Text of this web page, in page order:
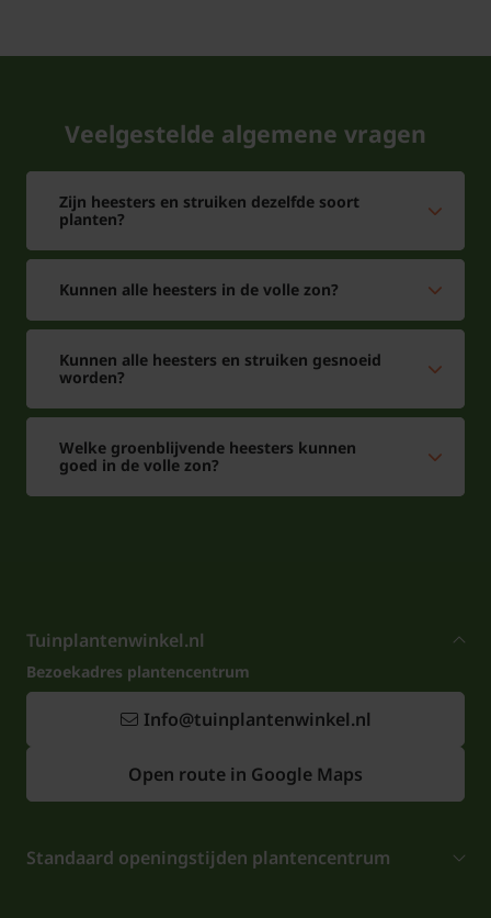
Veelgestelde algemene vragen
Zijn heesters en struiken dezelfde soort
planten?
Kunnen alle heesters in de volle zon?
Kunnen alle heesters en struiken gesnoeid
worden?
Welke groenblijvende heesters kunnen
goed in de volle zon?
Tuinplantenwinkel.nl
Bezoekadres plantencentrum
Info@tuinplantenwinkel.nl
Open route in Google Maps
Standaard openingstijden plantencentrum